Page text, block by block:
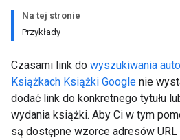
Na tej stronie
Przykłady
Czasami link do wyszukiwania
Książkach Książki Google nie
dodać link do konkretnego tytułu
wydania książki. Aby Ci w tym
są dostępne wzorce adresów